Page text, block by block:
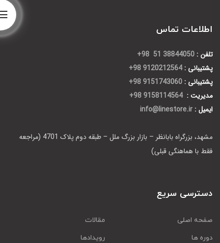
اطلاعات تماس
تلفن : 38844050 51 98+
پشتیبانی : 9120212564 98+
پشتیبانی : 9151743060 98+
مدیریت : 9158114564 98+
ایمیل : info@linestore.ir
مشهد، بزرگراه بابانظر – بازار بزرگ ملل – طبقه دوم پلاک 4701 (مراجعه
فقط با هماهنگی قبلی)
دسترسی سریع
صفحه اصلی
مقالات
دوره ها
رویدادها